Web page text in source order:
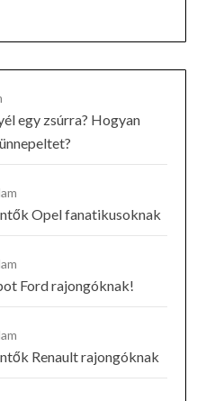
egy zsúrra? Hogyan
Opel fanatikusoknak
Ford rajongóknak!
Renault rajongóknak